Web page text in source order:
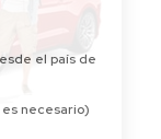
el país de
necesario)